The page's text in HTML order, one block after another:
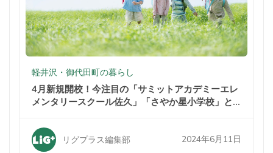
軽井沢・御代田町の暮らし
4月新規開校！今注目の「サミットアカデミーエレ
メンタリースクール佐久」「さやか星小学校」と
リグプラス編集部 2024年6月11日